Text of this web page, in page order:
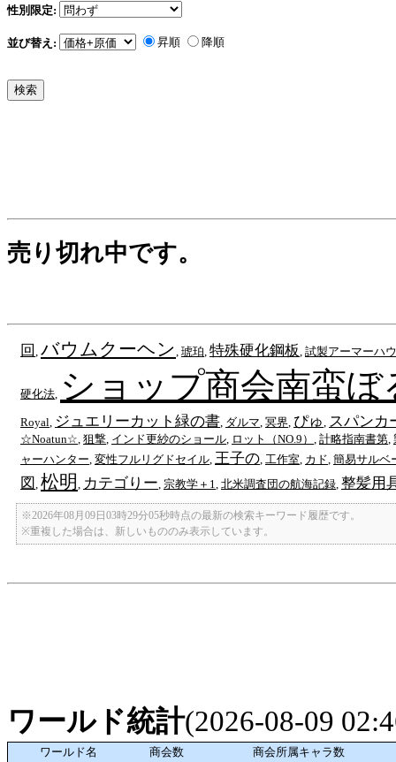
性別限定:
並び替え: 昇順 降順
売り切れ中です。
回 バウムクーヘン 琥珀 特殊硬化鋼板 試製アーマーハ
硬化法 ショップ商会南蛮ぼ
Royal ジュエリーカット緑の書 ダルマ 冥界 ぴゅ スパンカ
☆Noatun☆ 狙撃 インド更紗のショール ロット（NO.9） 計略指南書第
ャーハンター 変性フルリグドセイル 王子の 工作室 カド 簡易サルベ
図 松明 カテゴりー 宗教学＋1 北米調査団の航海記録 整髪用
※2026年08月09日03時29分05秒時点の最新の検索キーワード履歴です。
※重複した場合は、新しいもののみ表示しています。
ワールド統計(2026-08-09
ワールド名 商会数 商会所属キャラ数